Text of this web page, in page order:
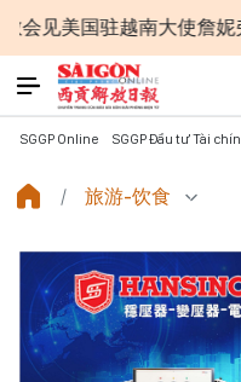
国驻越南大使詹妮弗·威克
SGGP Online SGGP Đầu tư Tài
旅游-饮食